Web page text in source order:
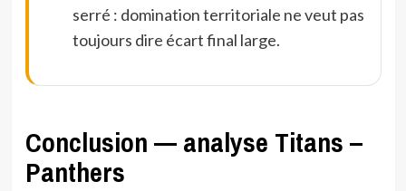
serré : domination territoriale ne veut pas
toujours dire écart final large.
Conclusion — analyse Titans –
Panthers